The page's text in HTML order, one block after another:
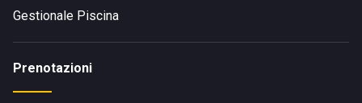
Gestionale Piscina
Prenotazioni